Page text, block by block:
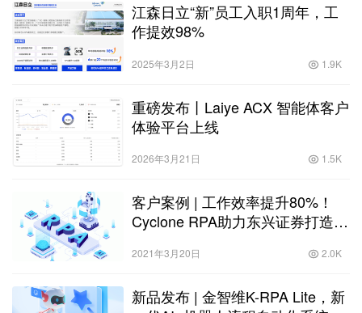
江森日立“新”员工入职1周年，工
作提效98%
2025年3月2日 1.9K
重磅发布丨Laiye ACX 智能体客户
体验平台上线
2026年3月21日 1.5K
客户案例 | 工作效率提升80%！
Cyclone RPA助力东兴证券打造智
2021年3月20日 2.0K
新品发布 | 金智维K-RPA Lite，新